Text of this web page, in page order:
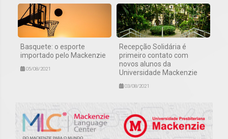
Basquete: o esporte
importado pelo Mackenzie
05/08/2021
Recepção Solidária é
primeiro contato com
novos alunos da
Universidade Mackenzie
03/08/2021